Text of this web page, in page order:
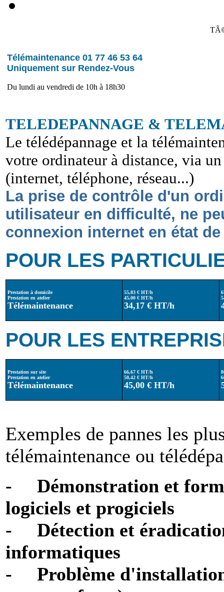
Télémaintenance 01 77 46 53 64
Uniquement sur Rendez-Vous
Du lundi au vendredi de 10h à 18h30
TELEDEPANNAGE &
Le télédépannage et la
votre ordinateur à distance, via
(internet, téléphone, réseau...)
La prise de contrôle d'un
utilisateur en difficulté, ne
connexion internet en état
POUR LES
Prestation à domicile
Prestation en atelier
Télémaintenance
55,83 € HT/h
45,00 € HT/h
34,17 € HT/h
POUR LES
Prestation sur site
Prestation en atelier
Télémaintenance
66,67 € HT/h
50,42 € HT/h
45,00 € HT/h
Exemples de pannes les
télémaintenance ou
- Démonstration et
logiciels et progiciels
- Détection et
informatiques
- Problème